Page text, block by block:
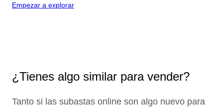
Empezar a explorar
¿Tienes algo similar para vender?
Tanto si las subastas online son algo nuevo para